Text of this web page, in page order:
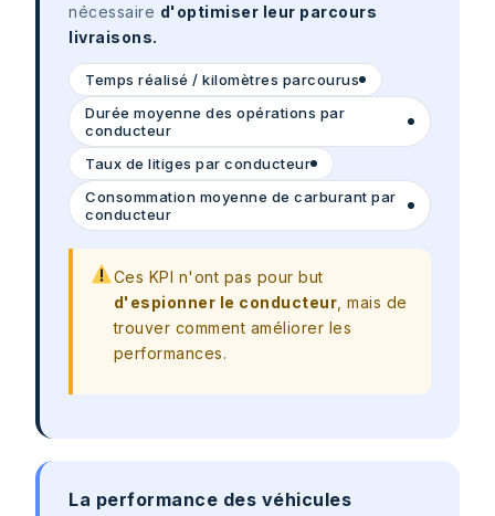
nécessaire d'optimiser leur parcours
livraisons.
Temps réalisé / kilomètres parcourus
Durée moyenne des opérations par
conducteur
Taux de litiges par conducteur
Consommation moyenne de carburant par
conducteur
Ces KPI n'ont pas pour but
d'espionner le conducteur , mais de
trouver comment améliorer les
performances.
La performance des véhicules